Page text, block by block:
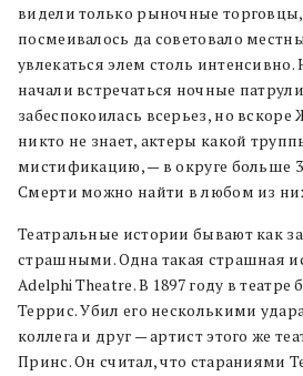
видели только рыночные
посмеивалось да советовало
увлекаться элем столь
начали встречаться ночные
забеспокоилась всерьез, но вскоре
никто не знает, актеры какой
мистификацию, — в округе больше
Смерти можно найти в любом из
Театральные истории бывают как
страшными. Одна такая страшная
Аdelphi Theatrе. В 1897 году в
Террис. Убил его несколькими
коллега и друг — артист этого же
Принс. Он считал, что стараниями